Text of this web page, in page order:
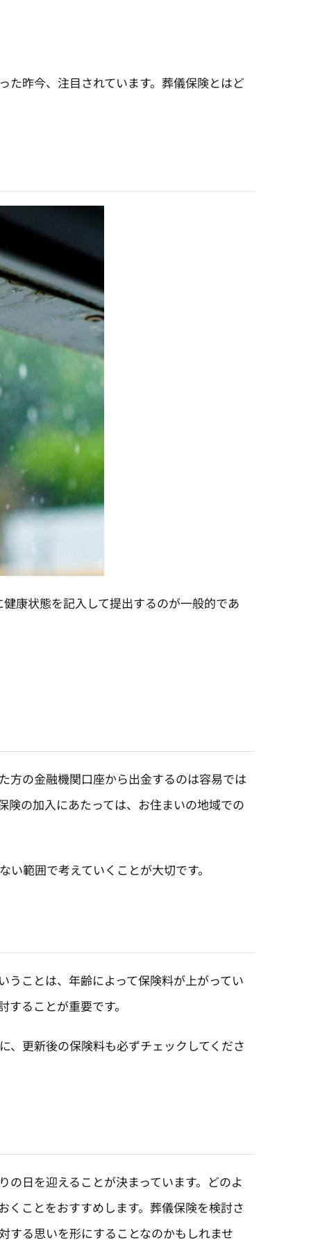
昨今、注目されています。葬儀保険とはど
康状態を記入して提出するのが一般的であ
方の金融機関口座から出金するのは容易では
険の加入にあたっては、お住まいの地域での
範囲で考えていくことが大切です。
ことは、年齢によって保険料が上がってい
ることが重要です。
更新後の保険料も必ずチェックしてくださ
日を迎えることが決まっています。どのよ
くことをおすすめします。葬儀保険を検討さ
する思いを形にすることなのかもしれませ